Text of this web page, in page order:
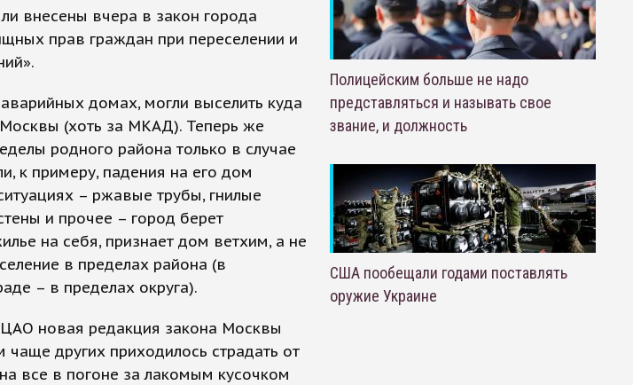
внесены вчера в закон города
прав граждан при переселении и
домах, могли выселить куда
(хоть за МКАД). Теперь же
родного района только в случае
к примеру, падения на его дом
– ржавые трубы, гнилые
и прочее – город берет
на себя, признает дом ветхим, а не
в пределах района (в
– в пределах округа).
новая редакция закона Москвы
других приходилось страдать от
все в погоне за лакомым кусочком
Полицейским больше не надо
представляться и называть свое
звание, и должность
США пообещали годами поставлять
оружие Украине